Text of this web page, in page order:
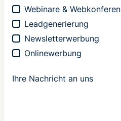
n
s
N
a
c
r
Webinare &
Leadgenerierung
Newsletterwerbung
Onlinewerbung
Ihre Nachricht an uns